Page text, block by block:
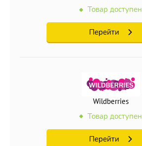
Товар доступен
Перейти
Wildberries
Товар доступен
Перейти